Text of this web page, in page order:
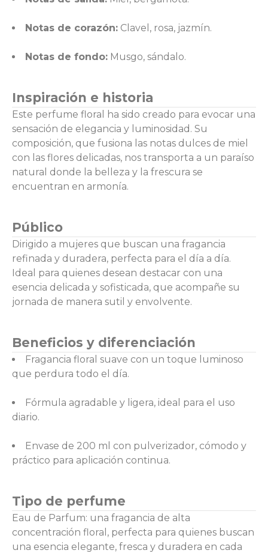
Notas de corazón: Clavel, rosa, jazmín.
Notas de fondo: Musgo, sándalo.
Inspiración e historia
Este perfume floral ha sido creado para evocar una
sensación de elegancia y luminosidad. Su
composición, que fusiona las notas dulces de miel
con las flores delicadas, nos transporta a un paraíso
natural donde la belleza y la frescura se
encuentran en armonía.
Público
Dirigido a mujeres que buscan una fragancia
refinada y duradera, perfecta para el día a día.
Ideal para quienes desean destacar con una
esencia delicada y sofisticada, que acompañe su
jornada de manera sutil y envolvente.
Beneficios y diferenciación
Fragancia floral suave con un toque luminoso
que perdura todo el día.
Fórmula agradable y ligera, ideal para el uso
diario.
Envase de 200 ml con pulverizador, cómodo y
práctico para aplicación continua.
Tipo de perfume
Eau de Parfum: una fragancia de alta
concentración floral, perfecta para quienes buscan
una esencia elegante, fresca y duradera en cada